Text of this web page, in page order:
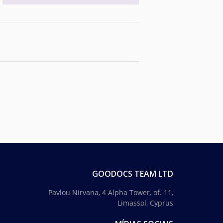
GOODOCS TEAM LTD
Pavlou Nirvana, 4 Alpha Tower, of. 11,
Limassol, Cyprus